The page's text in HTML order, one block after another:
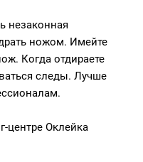
незаконная
ножом. Имейте
Когда отдираете
следы. Лучше
центре Оклейка